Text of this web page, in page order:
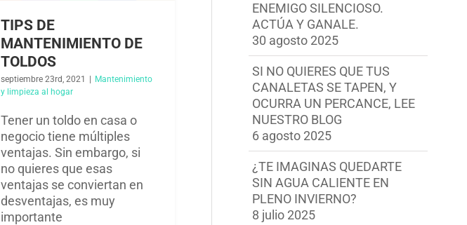
TIPS DE
MANTENIMIENTO DE
TOLDOS
septiembre 23rd, 2021 | Mantenimiento
y limpieza al hogar​
Tener un toldo en casa o
negocio tiene múltiples
ventajas. Sin embargo, si
no quieres que esas
ventajas se conviertan en
desventajas, es muy
importante
ENEMIGO SILENCIOSO.
ACTÚA Y GANALE.
30 agosto 2025
SI NO QUIERES QUE TUS
CANALETAS SE TAPEN, Y
OCURRA UN PERCANCE, LEE
NUESTRO BLOG
6 agosto 2025
¿TE IMAGINAS QUEDARTE
SIN AGUA CALIENTE EN
PLENO INVIERNO?
8 julio 2025